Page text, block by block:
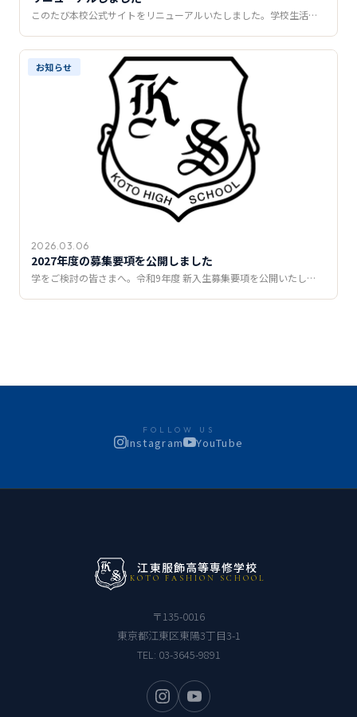
このたび本校公式サイトをリニューアルいたしました。学校生活…
お知らせ
2026.03.06
2027年度の募集要項を公開しました
学をご検討の皆さまへ。令和9年度 新入生募集要項を公開いたし…
FOLLOW US
Instagram YouTube
江東服飾高等専修学校
KOTO FASHION SCHOOL
〒135-0016
東京都江東区東陽3丁目3-1
TEL: 03-3645-9891